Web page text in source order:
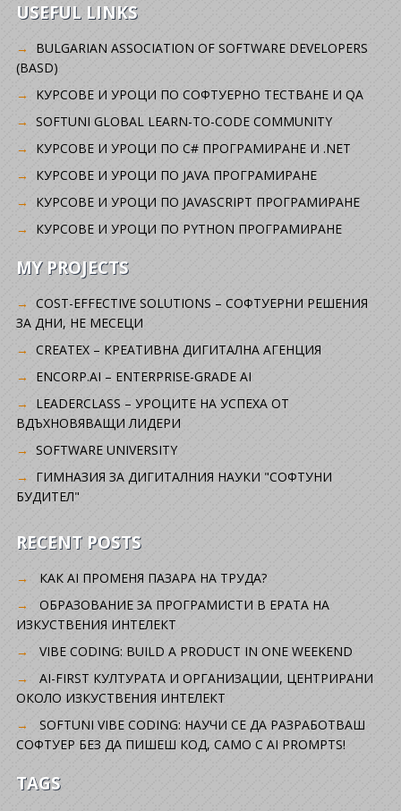
USEFUL LINKS
BULGARIAN ASSOCIATION OF SOFTWARE DEVELOPERS
(BASD)
KУРСОВЕ И УРОЦИ ПО СОФТУЕРНО ТЕСТВАНЕ И QA
SOFTUNI GLOBAL LEARN-TO-CODE COMMUNITY
КУРСОВЕ И УРОЦИ ПО C# ПРОГРАМИРАНЕ И .NET
КУРСОВЕ И УРОЦИ ПО JAVA ПРОГРАМИРАНЕ
КУРСОВЕ И УРОЦИ ПО JAVASCRIPT ПРОГРАМИРАНЕ
КУРСОВЕ И УРОЦИ ПО PYTHON ПРОГРАМИРАНЕ
MY PROJECTS
COST-EFFECTIVE SOLUTIONS – СОФТУЕРНИ РЕШЕНИЯ
ЗА ДНИ, НЕ МЕСЕЦИ
CREATEX – КРЕАТИВНА ДИГИТАЛНА АГЕНЦИЯ
ENCORP.AI – ENTERPRISE-GRADE AI
LEADERCLASS – УРОЦИТЕ НА УСПЕХА ОТ
ВДЪХНОВЯВАЩИ ЛИДЕРИ
SOFTWARE UNIVERSITY
ГИМНАЗИЯ ЗА ДИГИТАЛНИЯ НАУКИ "СОФТУНИ
БУДИТЕЛ"
RECENT POSTS
КАК AI ПРОМЕНЯ ПАЗАРА НА ТРУДА?
ОБРАЗОВАНИЕ ЗА ПРОГРАМИСТИ В ЕРАТА НА
ИЗКУСТВЕНИЯ ИНТЕЛЕКТ
VIBE CODING: BUILD A PRODUCT IN ONE WEEKEND
AI-FIRST КУЛТУРАТА И ОРГАНИЗАЦИИ, ЦЕНТРИРАНИ
ОКОЛО ИЗКУСТВЕНИЯ ИНТЕЛЕКТ
SOFTUNI VIBE CODING: НАУЧИ СЕ ДА РАЗРАБОТВАШ
СОФТУЕР БЕЗ ДА ПИШЕШ КОД, САМО С AI PROMPTS!
TAGS